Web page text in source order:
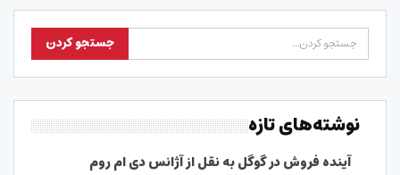
نوشته‌های تازه
آینده فروش در گوگل به نقل از آژانس دی ام روم